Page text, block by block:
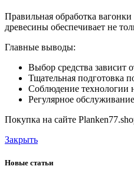
Правильная обработка
древесины обеспечивает не
Главные выводы:
Выбор средства зависит
Тщательная подготовка
Соблюдение технологии
Регулярное
Покупка на сайте
Закрыть
Новые статьи